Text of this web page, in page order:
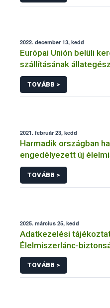
2022. december 13, kedd
Európai Unión belüli
szállításának
TOVÁBB >
2021. február 23, kedd
Harmadik országban
engedélyezett új
Unióban
TOVÁBB >
2025. március 25, kedd
Adatkezelési
Élelmiszerlánc-
Rendszerben
témakörben intézhető
kapcsolódó
TOVÁBB >